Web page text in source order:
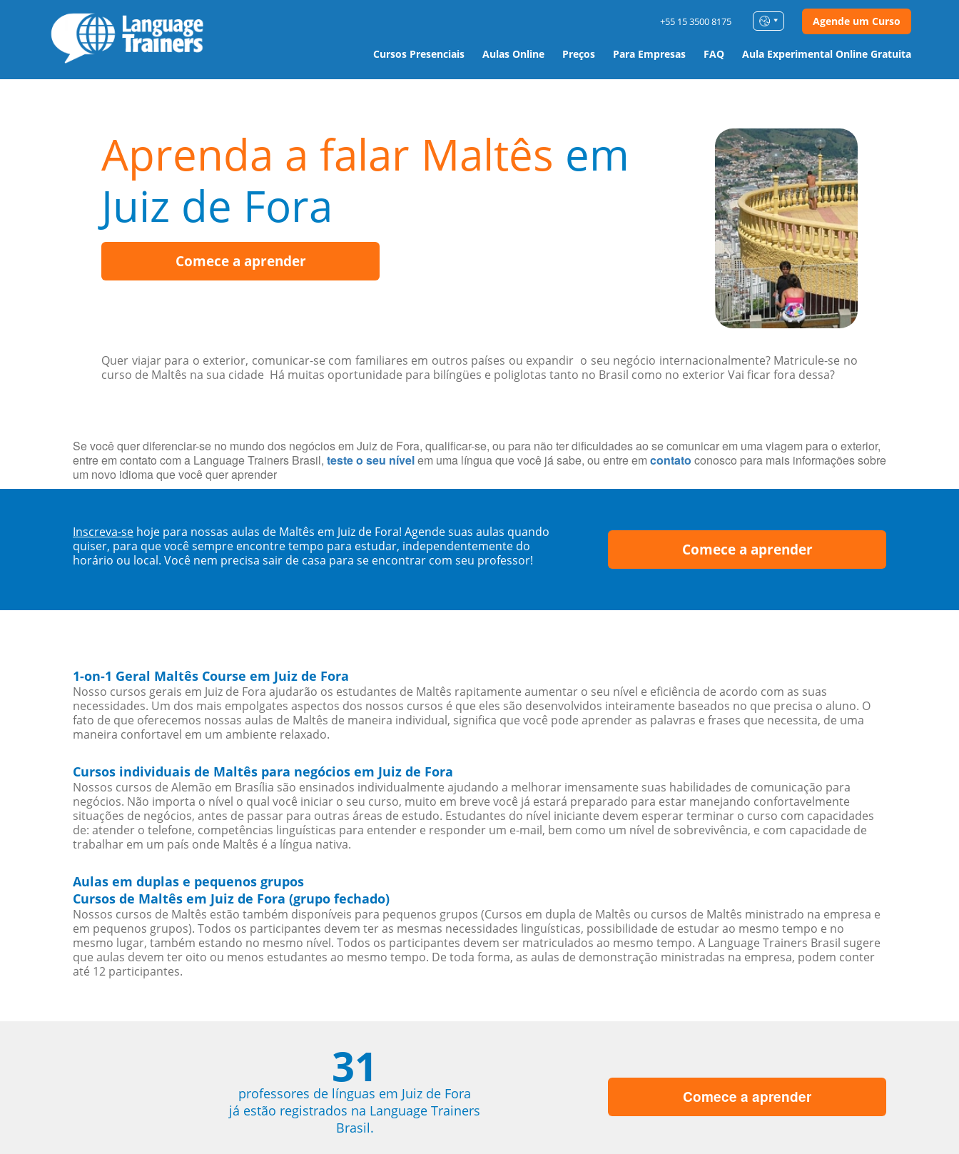
Cursos Presenciais Aulas Online Preços Para Empresas FAQ Aula Experimental Online Gratuita
+55 15 3500 8175 Agende um Curso
Aprenda a falar Maltês em
Juiz de Fora
Comece a aprender
Quer viajar para o exterior, comunicar-se com familiares em outros países ou expandir o seu negócio internacionalmente? Matricule-se no
curso de Maltês na sua cidade Há muitas oportunidade para bilíngües e poliglotas tanto no Brasil como no exterior Vai ficar fora dessa?
Se você quer diferenciar-se no mundo dos negócios em Juiz de Fora, qualificar-se, ou para não ter dificuldades ao se comunicar em uma viagem para o exterior,
entre em contato com a Language Trainers Brasil, teste o seu nívelem uma língua que você já sabe, ou entre em contato conosco para mais informações sobre
um novo idioma que você quer aprender
Inscreva-se hoje para nossas aulas de Maltês em Juiz de Fora! Agende suas aulas quando
quiser, para que você sempre encontre tempo para estudar, independentemente do
horário ou local. Você nem precisa sair de casa para se encontrar com seu professor!
Comece a aprender
1-on-1 Geral Maltês Course em Juiz de Fora
Nosso cursos gerais em Juiz de Fora ajudarão os estudantes de Maltês rapitamente aumentar o seu nível e eficiência de acordo com as suas
necessidades. Um dos mais empolgates aspectos dos nossos cursos é que eles são desenvolvidos inteiramente baseados no que precisa o aluno. O
fato de que oferecemos nossas aulas de Maltês de maneira individual, significa que você pode aprender as palavras e frases que necessita, de uma
maneira confortavel em um ambiente relaxado.
Cursos individuais de Maltês para negócios em Juiz de Fora
Nossos cursos de Alemão em Brasília são ensinados individualmente ajudando a melhorar imensamente suas habilidades de comunicação para
negócios. Não importa o nível o qual você iniciar o seu curso, muito em breve você já estará preparado para estar manejando confortavelmente
situações de negócios, antes de passar para outras áreas de estudo. Estudantes do nível iniciante devem esperar terminar o curso com capacidades
de: atender o telefone, competências linguísticas para entender e responder um e-mail, bem como um nível de sobrevivência, e com capacidade de
trabalhar em um país onde Maltês é a língua nativa.
Aulas em duplas e pequenos grupos
Cursos de Maltês em Juiz de Fora (grupo fechado)
Nossos cursos de Maltês estão também disponíveis para pequenos grupos (Cursos em dupla de Maltês ou cursos de Maltês ministrado na empresa e
em pequenos grupos). Todos os participantes devem ter as mesmas necessidades linguísticas, possibilidade de estudar ao mesmo tempo e no
mesmo lugar, também estando no mesmo nível. Todos os participantes devem ser matriculados ao mesmo tempo. A Language Trainers Brasil sugere
que aulas devem ter oito ou menos estudantes ao mesmo tempo. De toda forma, as aulas de demonstração ministradas na empresa, podem conter
até 12 participantes.
31
professores de línguas em Juiz de Fora
já estão registrados na Language Trainers
Brasil.
Comece a aprender